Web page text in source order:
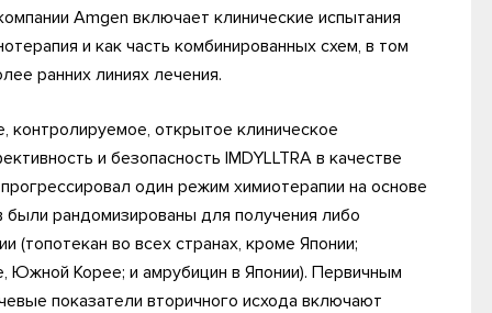
Amgen включает клинические испытания
и как часть комбинированных схем, в том
ранних линиях лечения.
открытое клиническое
и безопасность IMDYLLTRA в качестве
один режим химиотерапии на основе
были рандомизированы для получения либо
(топотекан во всех странах, кроме Японии;
Корее; и амрубицин в Японии). Первичным
показатели вторичного исхода включают